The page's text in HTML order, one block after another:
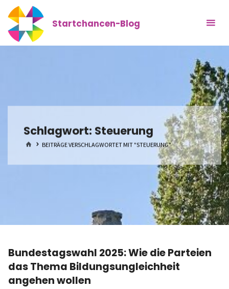
Zum
Inhalt
springen
Startchancen-Blog
Schlagwort: Steuerung
STARTBEITRÄGE VERSCHLAGWORTET MIT "STEUERUNG"
Bundestagswahl 2025: Wie die Parteien
das Thema Bildungsungleichheit
angehen wollen